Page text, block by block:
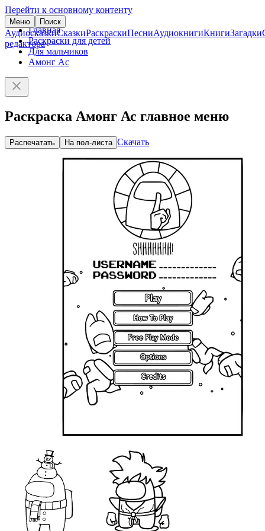
Перейти к основному контенту
Меню Поиск
АудиосказкиСказкиРаскраскиПесниАудиокнигиКнигиЗагадки
редактора
Главная
Раскраски для детей
Для мальчиков
Амонг Ас
Раскраска Амонг Ас главное меню
Распечатать На пол-листа Скачать